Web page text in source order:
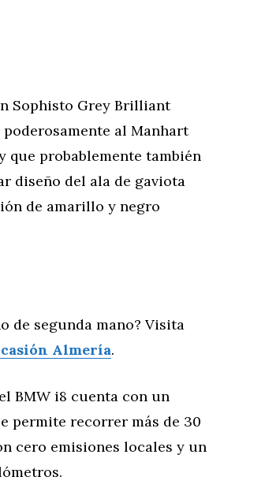
Sophisto Grey Brilliant
al Manhart
que probablemente también
diseño del ala de gaviota
de amarillo y negro
de segunda mano? Visita
Almería.
BMW i8 cuenta con un
permite recorrer más de 30
cero emisiones locales y un